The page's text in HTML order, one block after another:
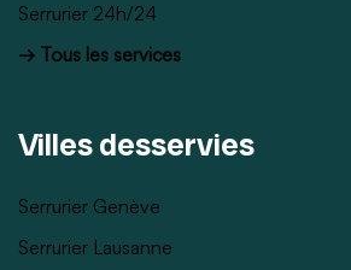
Serrurier 24h/24
→ Tous les services
Villes desservies
Serrurier Genève
Serrurier Lausanne